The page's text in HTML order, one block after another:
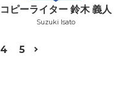
コピーライター 鈴木 義人
Suzuki Isato
4 5